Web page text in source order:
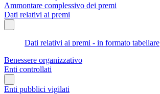
Ammontare complessivo dei premi
Dati relativi ai premi
Dati relativi ai premi - in formato tabellare
Benessere organizzativo
Enti controllati
Enti pubblici vigilati